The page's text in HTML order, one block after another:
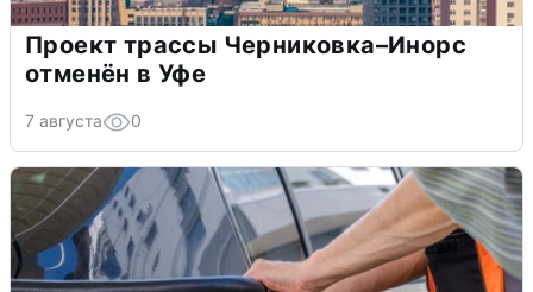
Проект трассы Черниковка–Инорс
отменён в Уфе
7 августа 0